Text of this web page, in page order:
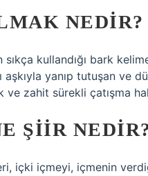
NEDIR?
kullandığı bark
aşkıyla yanıp tutuşan ve
ve zahit sürekli çatışma
ŞIIR
içki içmeyi, içmenin